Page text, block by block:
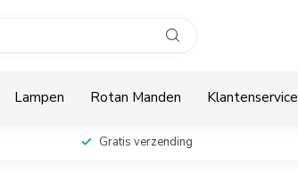
Lampen Rotan Manden Klantenservice
Gratis verzending